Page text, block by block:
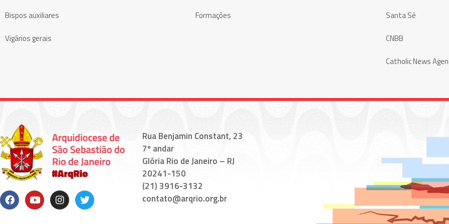
Bispos auxiliares
Vigários gerais
Formações
Santa Sé
CNBB
Catholic News
Rua Benjamin Constant, 23
7º andar
Glória Rio de Janeiro – RJ
20241-150
(21) 3916-3132
contato@arqrio.org.br